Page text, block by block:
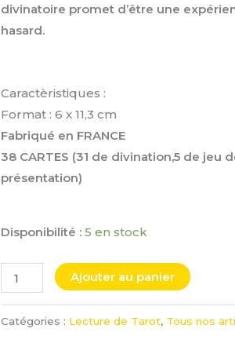
divinatoire promet d’être une
hasard.
Caractèristiques :
Format : 6 x 11,3 cm
Fabriqué en FRANCE
38 CARTES (31 de divination,5 de jeu
présentation)
Disponibilité : 5 en stock
Ajouter au panier
Catégories : Lecture de Tarot, Tous nos